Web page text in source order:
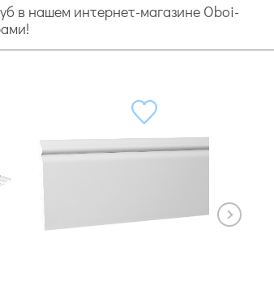
в нашем интернет-магазине Oboi-